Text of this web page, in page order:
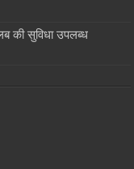
की सुविधा उपलब्ध